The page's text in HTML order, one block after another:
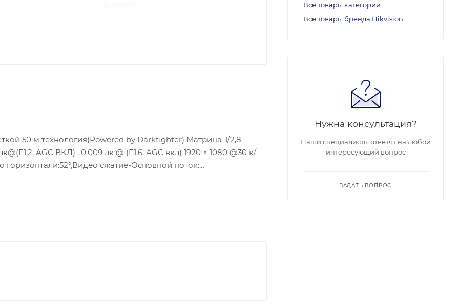
50 м технология(Powered by Darkfighter) Матрица-1/2,8''
AGC ВКЛ) , 0.009 лк @ (F1.6, AGC вкл) 1920 × 1080 @30 к/
горизонтали:52°,Видео сжатие-Основной поток:
Все товары категории
Все товары бренда Hikvision
Нужна консультация?
Наши специалисты ответят на любой
интересующий вопрос
ЗАДАТЬ ВОПРОС